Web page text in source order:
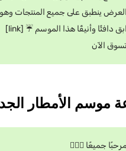
العرض ينطبق على جميع المنتجات
ابق دافئًا وأنيقًا هذا الموسم ☔ [link]
الآن
مرحبًا جميعًا 🙋🏼‍♂️